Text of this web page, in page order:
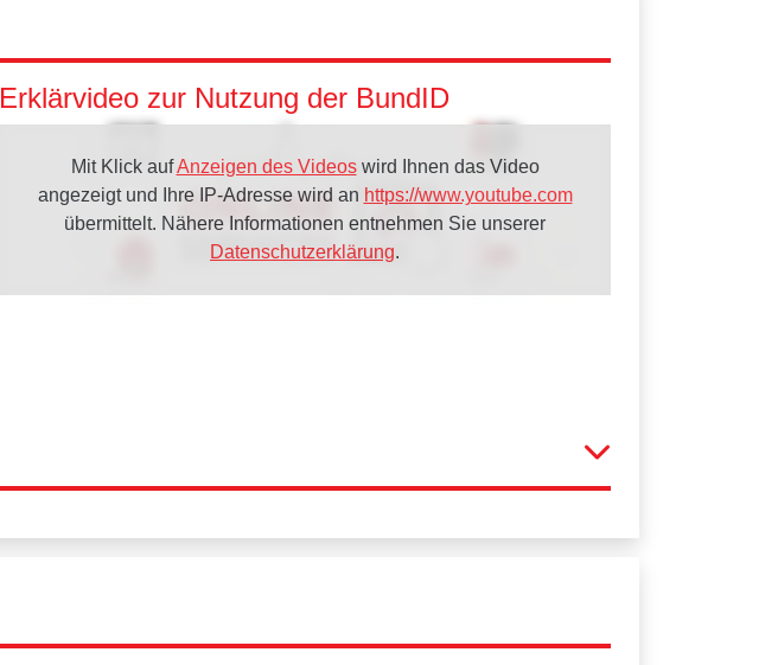
Erklärvideo zur Nutzung der BundID
Mit Klick aufAnzeigen des Videoswird Ihnen das Video
angezeigt und Ihre IP-Adresse wird an https://www.youtube.com
übermittelt. Nähere Informationen entnehmen Sie unserer
Datenschutzerklärung.